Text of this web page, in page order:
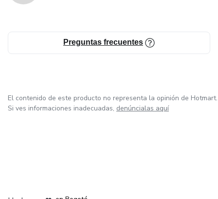
Preguntas frecuentes
El contenido de este producto no representa la opinión de Hotmart.
Si ves informaciones inadecuadas, denúncialas aquí